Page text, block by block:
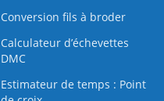
Conversion fils à broder
Calculateur d’échevettes
DMC
Estimateur de temps : Point